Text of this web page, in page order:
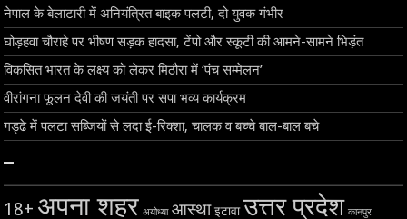
नेपाल के बेलाटारी में अनियंत्रित बाइक पलटी, दो युवक गंभीर
घोड़हवा चौराहे पर भीषण सड़क हादसा, टेंपो और स्कूटी की आमने-सामने भिड़ंत
विकसित भारत के लक्ष्य को लेकर मिठौरा में ‘पंच सम्मेलन’
वीरांगना फूलन देवी की जयंती पर सपा भव्य कार्यक्रम
गड्ढे में पलटा सब्जियों से लदा ई-रिक्शा, चालक व बच्चे बाल-बाल बचे
–
18+ अपना शहर अयोध्या आस्था इटावा उत्तर प्रदेश कानपुर